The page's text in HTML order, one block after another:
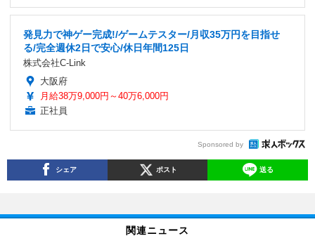
発見力で神ゲー完成!/ゲームテスター/月収35万円を目指せ
る/完全週休2日で安心/休日年間125日
株式会社C-Link
大阪府
月給38万9,000円～40万6,000円
正社員
Sponsored by
シェア ポスト 送る
関連ニュース